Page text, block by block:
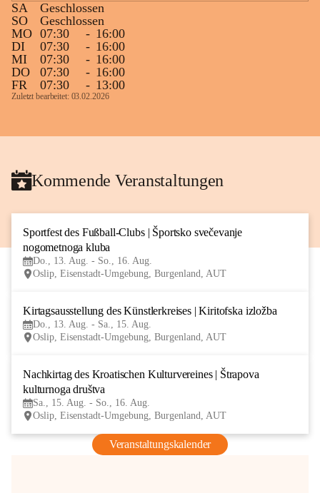
SA
Geschlossen
SO
Geschlossen
MO 07:30 - 16:00
DI
07:30 - 16:00
MI
07:30 - 16:00
DO
07:30 - 16:00
FR
07:30 - 13:00
Zuletzt bearbeitet: 03.02.2026
Kommende Veranstaltungen
Sportfest des Fußball-Clubs | Športsko svečevanje
nogometnoga kluba
Do., 13. Aug. - So., 16. Aug.
Oslip, Eisenstadt-Umgebung, Burgenland, AUT
Kirtagsausstellung des Künstlerkreises | Kiritofska izložba
Do., 13. Aug. - Sa., 15. Aug.
Oslip, Eisenstadt-Umgebung, Burgenland, AUT
Nachkirtag des Kroatischen Kulturvereines | Štrapova
kulturnoga društva
Sa., 15. Aug. - So., 16. Aug.
Oslip, Eisenstadt-Umgebung, Burgenland, AUT
Veranstaltungskalender